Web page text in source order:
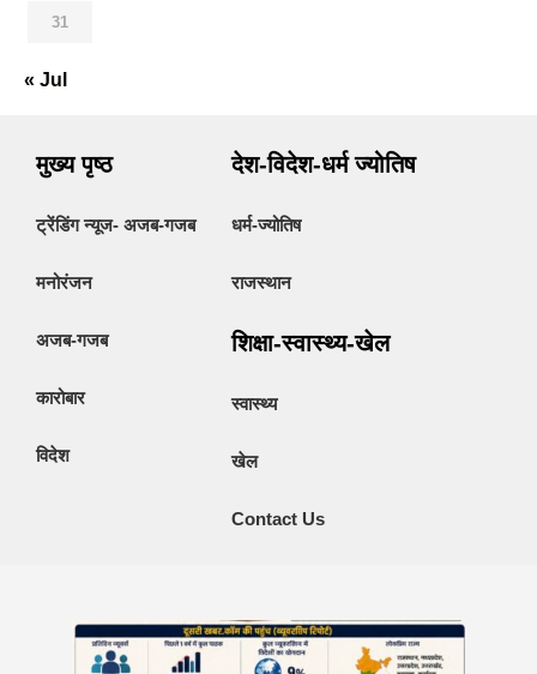
31
« Jul
मुख्य पृष्ठ
ट्रेंडिंग न्यूज- अजब-गजब
मनोरंजन
अजब-गजब
कारोबार
विदेश
देश-विदेश-धर्म ज्योतिष
धर्म-ज्योतिष
राजस्थान
शिक्षा-स्वास्थ्य-खेल
स्वास्थ्य
खेल
Contact Us